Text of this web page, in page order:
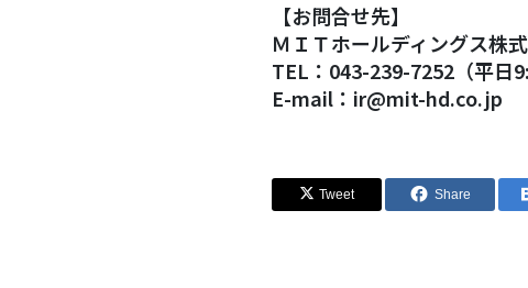
【お問合せ先】
ＭＩＴホールディングス株
TEL：043-239-7252（平日
E-mail：ir@mit-hd.co.jp
Tweet Share